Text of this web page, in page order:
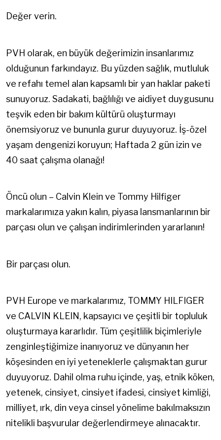
Değer verin.
PVH olarak, en büyük değerimizin insanlarımız
olduğunun farkındayız. Bu yüzden sağlık, mutluluk
ve refahı temel alan kapsamlı bir yan haklar paketi
sunuyoruz. Sadakati, bağlılığı ve aidiyet duygusunu
teşvik eden bir bakım kültürü oluşturmayı
önemsiyoruz ve bununla gurur duyuyoruz. İş-özel
yaşam dengenizi koruyun; Haftada 2 gün izin ve
40 saat çalışma olanağı!
Öncü olun – Calvin Klein ve Tommy Hilfiger
markalarımıza yakın kalın, piyasa lansmanlarının bir
parçası olun ve çalışan indirimlerinden yararlanın!
Bir parçası olun.
PVH Europe ve markalarımız, TOMMY HILFIGER
ve CALVIN KLEIN, kapsayıcı ve çeşitli bir topluluk
oluşturmaya kararlıdır. Tüm çeşitlilik biçimleriyle
zenginleştiğimize inanıyoruz ve dünyanın her
köşesinden en iyi yeteneklerle çalışmaktan gurur
duyuyoruz. Dahil olma ruhu içinde, yaş, etnik köken,
yetenek, cinsiyet, cinsiyet ifadesi, cinsiyet kimliği,
milliyet, ırk, din veya cinsel yönelime bakılmaksızın
nitelikli başvurular değerlendirmeye alınacaktır.